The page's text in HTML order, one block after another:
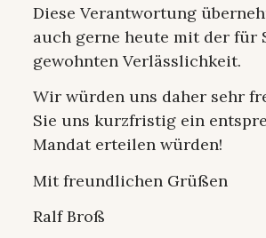
Diese Verantwortung
auch gerne heute mit der für
gewohnten Verlässlichkeit.
Wir würden uns daher sehr
Sie uns kurzfristig ein
Mandat erteilen würden!
Mit freundlichen Grüßen
Ralf Broß